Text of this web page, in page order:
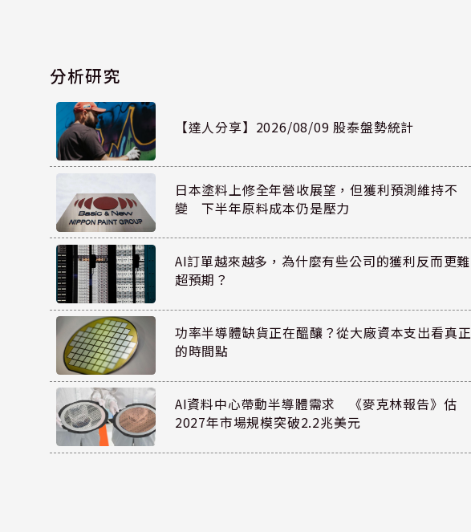
分析研究
【達人分享】2026/08/09 股泰盤勢統計
日本塗料上修全年營收展望，但獲利預測維持不
變 下半年原料成本仍是壓力
AI訂單越來越多，為什麼有些公司的獲利反而更難
超預期？
功率半導體缺貨正在醞釀？從大廠資本支出看真正
的時間點
AI資料中心帶動半導體需求 《麥克林報告》估
2027年市場規模突破2.2兆美元